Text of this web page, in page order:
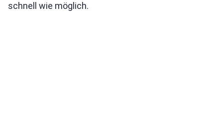
schnell wie möglich.